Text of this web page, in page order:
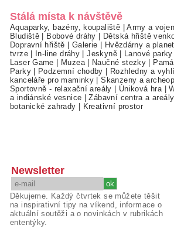
Stálá místa k návštěvě
Aquaparky, bazény, koupaliště |Army a
Bludiště
Bobové dráhy Dětská hřiště
Dopravní hřiště
Galerie Hvězdárny a
tvrze| In-line dráhy |Jeskyně| Lanové parky
Laser Game
Muzea| Naučné stezky
Parky| Podzemní chodby Rozhledny a
kanceláře pro maminky |Skanzeny a
Sportovně - relaxační areály
Úniková hra|
a indiánské vesnice |Zábavní centra a areály
botanické zahrady
Kreativní prostor
Newsletter
Děkujeme. Každý čtvrtek se můžete těšit
na inspirativní tipy na víkend, informace o
aktuální soutěži a o novinkách v rubrikách
ententýky.